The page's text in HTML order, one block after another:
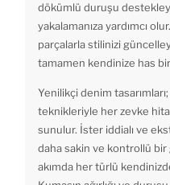
dökümlü duruşu
yakalamanıza yardımcı
parçalarla stilinizi
tamamen kendinize has
Yenilikçi denim
teknikleriyle her zevke
sunulur. İster iddialı ve
daha sakin ve kontrollü
akımda her türlü